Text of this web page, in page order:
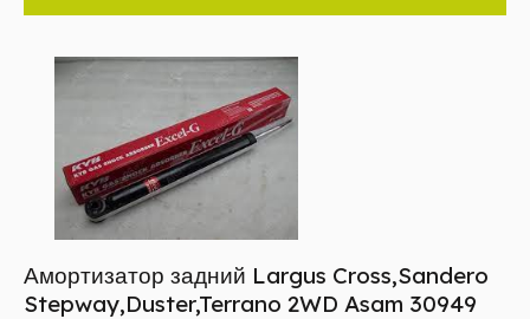
Амортизатор задний Largus Cross,Sandero
Stepway,Duster,Terrano 2WD Asam 30949